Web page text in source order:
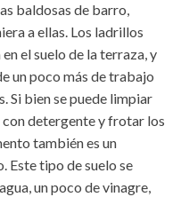
baldosas de barro,
a ellas. Los ladrillos
el suelo de la terraza, y
un poco más de trabajo
Si bien se puede limpiar
con detergente y frotar los
también es un
Este tipo de suelo se
un poco de vinagre,